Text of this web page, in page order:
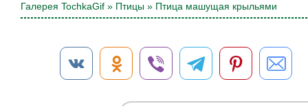
Галерея TochkaGif » Птицы » Птица машущая крыльями